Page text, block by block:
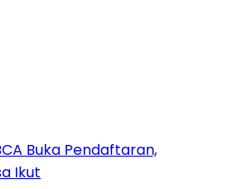
Buka Pendaftaran,
Ikut